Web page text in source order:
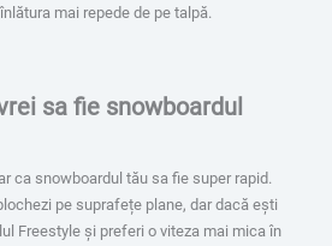
mai repede de pe talpă.
sa fie snowboardul
ca snowboardul tău sa fie super rapid.
pe suprafețe plane, dar dacă ești
Freestyle și preferi o viteza mai mica în